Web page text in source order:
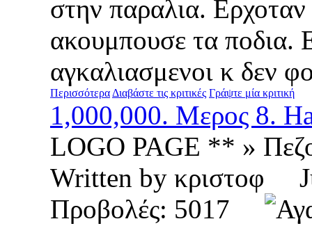
στην παραλια.
ακουμπουσε τα ποδια.
αγκαλιασμενοι κ δεν
Περισσότερα Διαβάστε τις κριτικές Γράψτε μία κριτική
1,000,000. Μερος 8.
LOGO PAGE ** »
Written by κριστοφ
Προβολές: 5017